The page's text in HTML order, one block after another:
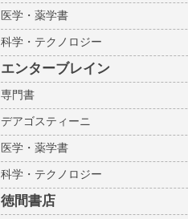
医学・薬学書
科学・テクノロジー
エンターブレイン
専門書
デアゴスティーニ
医学・薬学書
科学・テクノロジー
徳間書店